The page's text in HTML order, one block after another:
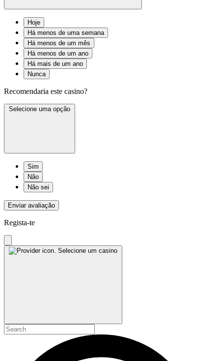
Hoje
Há menos de uma semana
Há menos de um mês
Há menos de um ano
Há mais de um ano
Nunca
Recomendaria este casino?
Selecione uma opção
Sim
Não
Não sei
Enviar avaliação
Regista-te
Selecione um casino